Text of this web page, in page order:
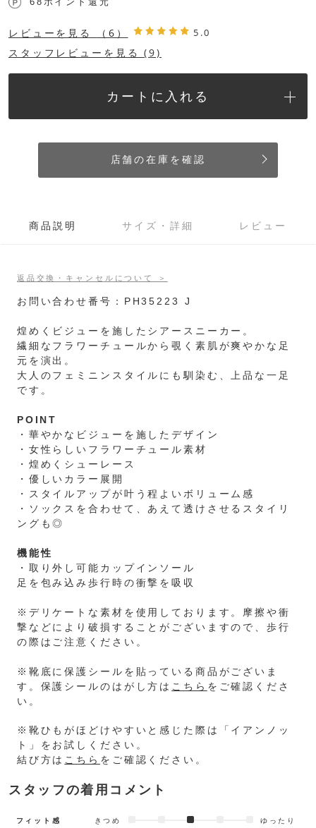
レビューを見る （6） 5.0
スタッフレビューを見る (9)
カートに入れる
店舗の在庫を確認
商品説明 サイズ・詳細 レビュー
返品交換・キャンセルについて ＞
お問い合わせ番号：PH35223 J
煌めくビジューを施したシアースニーカー。
繊細なフラワーチュールから覗く素肌が爽やかな足
元を演出。
大人のフェミニンスタイルにも馴染む、上品な一足
です。
POINT
・華やかなビジューを施したデザイン
・女性らしいフラワーチュール素材
・煌めくシューレース
・優しいカラー展開
・スタイルアップが叶う程よいボリューム感
・ソックスを合わせて、あえて透けさせるスタイリ
ングも◎
機能性
・取り外し可能カップインソール
足を包み込み歩行時の衝撃を吸収
※デリケートな素材を使用しております。摩擦や衝
撃などにより破損することがございますので、歩行
の際はご注意ください。
※靴底に保護シールを貼っている商品がございま
す。保護シールのはがし方は こちら をご確認くださ
い。
※靴ひもがほどけやすいと感じた際は「イアンノッ
ト」をお試しください。
結び方は こちら をご確認ください。
スタッフの着用コメント
フィット感 きつめ ゆったり